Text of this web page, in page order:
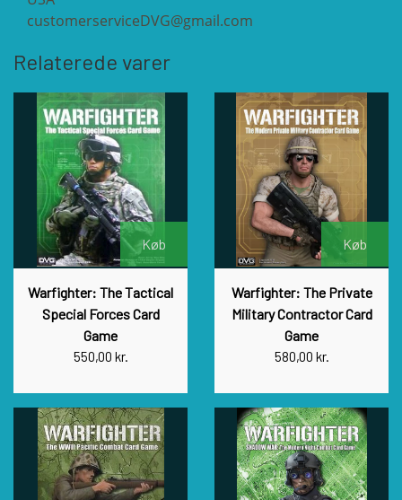
DECISIONS GAMES
DEVIL PIG GAMES
DISSIMULA EDIZIONI
DO IT GAMES
NUTS! PUBLISHING
PACIFIC RIM PUBLISHING
PHALANX
PLAGUE ISLAND GAMES
VUCA SIMULATIONS
WHITE DOG GAMES
WORD FORGE GAMES
WORTHINGTON PUBLISHING
customerserviceDVG@gmail.com
Relaterede varer
Køb
Warfighter: The Tactical
Special Forces Card
Game
550,00 kr.
Køb
Warfighter: The Private
Military Contractor Card
Game
580,00 kr.